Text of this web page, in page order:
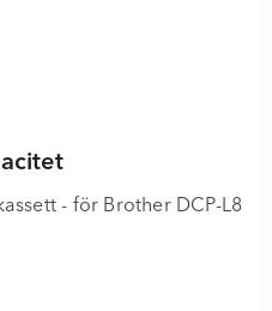
- för Brother DCP-